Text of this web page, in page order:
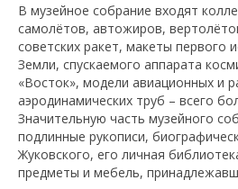
В музейное собрание входят
самолётов, автожиров,
советских ракет, макеты первого
Земли, спускаемого аппарата
«Восток», модели авиационных и
аэродинамических труб – всего
Значительную часть музейного
подлинные рукописи,
Жуковского, его личная
предметы и мебель,